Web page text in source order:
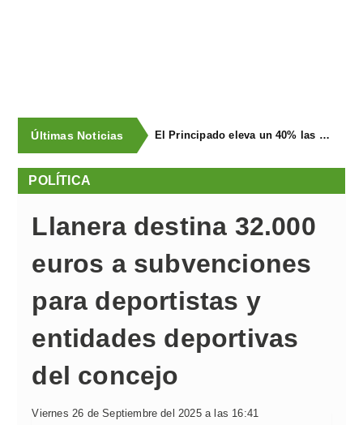
Últimas Noticias El Principado eleva un 40% las ayudas a la producción ecológica, que superan los cuatro millones de euros
POLÍTICA
Llanera destina 32.000
euros a subvenciones
para deportistas y
entidades deportivas
del concejo
Viernes 26 de Septiembre del 2025 a las 16:41